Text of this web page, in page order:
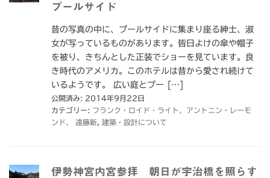
プールサイド
昔の写真の中に、プールサイドに集まり座る紳士、淑
女が写っているものがあります。皆日よけの傘や帽子
を被り、きちんとした正装でショーを見ています。良
き時代のアメリカ。このホテルは昔から愛され続けて
いるようです。 広い庭とプー […]
公開済み: 2014年9月22日
カテゴリー: フランク・ロイド・ライト、アントニン・レーモ
ンド、 遠藤新, 建築・設計について
伊勢神宮内宮参拝 朝日が宇治橋を照らす